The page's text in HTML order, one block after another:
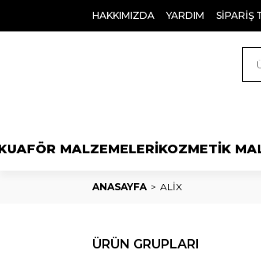
HAKKIMIZDA YARDIM SİPARİŞ
MALZEMELERİKOZMETİK
ANASAYFA ALİX
ÜRÜN GRUPLARI